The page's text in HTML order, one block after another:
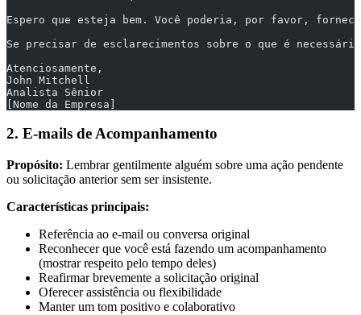
Espero que esteja bem. Você poderia, por favor,
Se precisar de esclarecimentos sobre o que é
Atenciosamente,
John Mitchell
Analista Sênior
[Nome da Empresa]
2. E-mails de Acompanhamento
Propósito: Lembrar gentilmente alguém sobre uma ação pendente
ou solicitação anterior sem ser insistente.
Características principais:
Referência ao e-mail ou conversa original
Reconhecer que você está fazendo um acompanhamento
(mostrar respeito pelo tempo deles)
Reafirmar brevemente a solicitação original
Oferecer assistência ou flexibilidade
Manter um tom positivo e colaborativo